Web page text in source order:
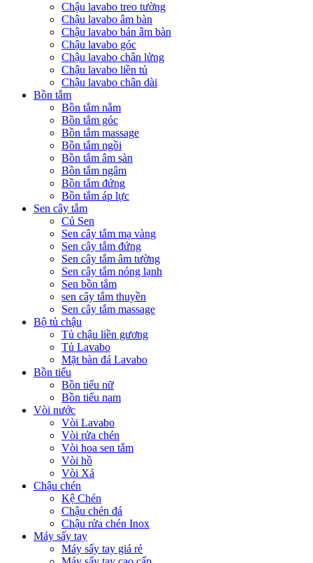
Chậu lavabo treo tường
Chậu lavabo âm bàn
Chậu lavabo bán âm bàn
Chậu lavabo góc
Chậu lavabo chân lửng
Chậu lavabo liền tủ
Chậu lavabo chân dài
Bồn tắm
Bồn tắm nằm
Bồn tắm góc
Bồn tắm massage
Bồn tắm ngồi
Bồn tắm âm sàn
Bồn tắm ngâm
Bồn tắm đứng
Bồn tắm áp lực
Sen cây tắm
Củ Sen
Sen cây tắm mạ vàng
Sen cây tắm đứng
Sen cây tắm âm tường
Sen cây tắm nóng lạnh
Sen bồn tắm
sen cây tắm thuyền
Sen cây tắm massage
Bộ tủ chậu
Tủ chậu liền gương
Tủ Lavabo
Mặt bàn đá Lavabo
Bồn tiểu
Bồn tiểu nữ
Bồn tiểu nam
Vòi nước
Vòi Lavabo
Vòi rửa chén
Vòi hoa sen tắm
Vòi hồ
Vòi Xả
Chậu chén
Kệ Chén
Chậu chén đá
Chậu rửa chén Inox
Máy sấy tay
Máy sấy tay giá rẻ